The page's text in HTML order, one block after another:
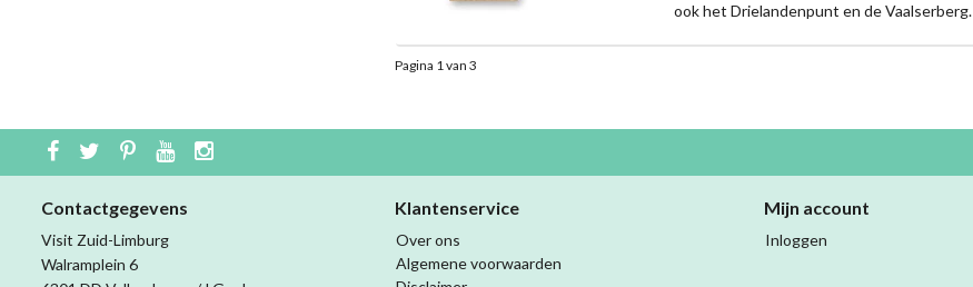
ook het Drielandenpunt en de Vaalserberg.
Pagina 1 van 3
Contactgegevens
Visit Zuid-Limburg
Walramplein 6
Klantenservice
Over ons
Algemene voorwaarden
Mijn account
Inloggen